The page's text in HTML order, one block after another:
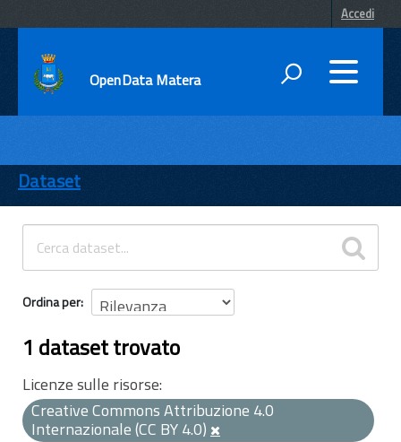
Accedi
OpenData Matera
ENTI
TEMI
INFORMAZIONI
Dataset
Ordina per
1 dataset trovato
Licenze sulle risorse:
Creative Commons Attribuzione 4.0
Internazionale (CC BY 4.0)